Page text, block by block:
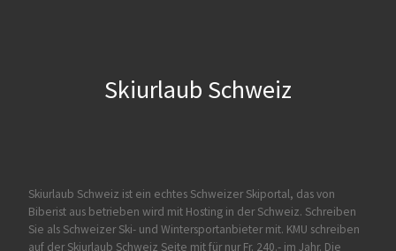
Skiurlaub Schweiz
Skiurlaub Schweiz ist ein echtes Schweizer Skiportal, das von
Biberist aus betrieben wird mit Hosting in der Schweiz. Schreiben
Sie als Schweizer Ski- und Wintersportanbieter mit. KMU schreiben
auf der Skiurlaub Schweiz Seite mit für nur Fr. 240.- im Jahr. Die